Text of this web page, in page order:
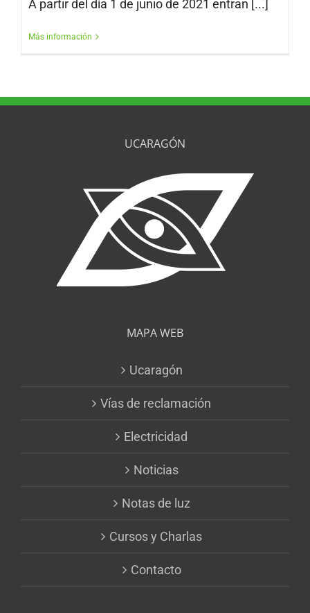
A partir del día 1 de junio de 2021 entran [...]
Más información
UCARAGÓN
MAPA WEB
Ucaragón
Vías de reclamación
Electricidad
Noticias
Notas de luz
Cursos y Charlas
Contacto